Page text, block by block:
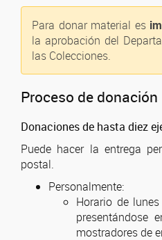
Para donar material es
la aprobación del
las Colecciones.
Proceso de donación
Donaciones de hasta diez
Puede hacer la entrega
postal.
Personalmente:
Horario de
presentándose
mostradores de